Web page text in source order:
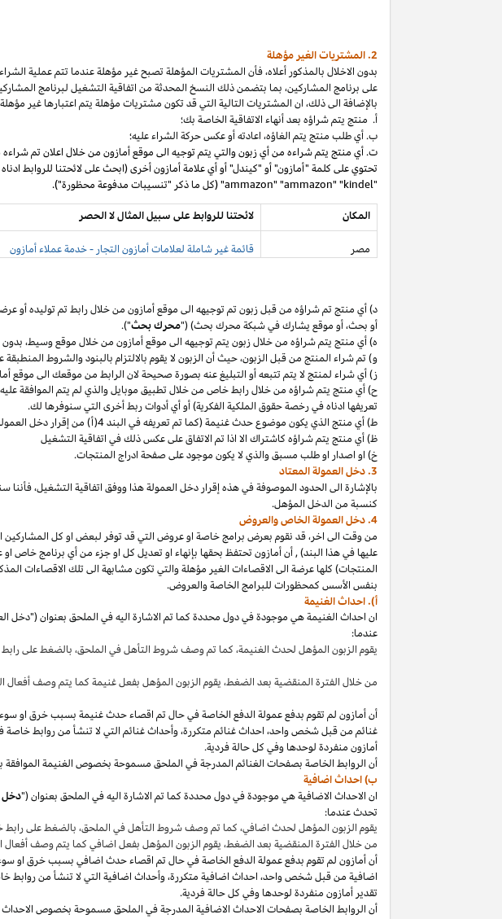
2. المشتريات
الغير مؤهلة
بدون الاخلال بالمذكور أعلاه،فأن المشتريات المؤهلة تصبح غير مؤهلة عندما تتم عملية
على برنامج المشاركين، بما بتضمن ذلك النسخ المحدثة من اتفاقية التشغيل لبرنامج
بالإضافة الى ذلك، ان المشتريات التالية التي قد تكون مشتريات مؤهلة يتم اعتبارها غير
أ. منتج يتمشراؤه بعد أنهاء الاتفاقية الخاصة بك؛
ب. أي طلب منتج يتم الغاؤه، اعادته أو عكس حركة الشراء عليه؛
ت. أي منتج يتم شراءه من أي زبون والتي يتم توجيه الى موقع أمازون من خلال اعلان تم
تحتوي على كلمة "أمازون" أو "كيندل" أو أي علامة أمازون أخرى (ابحث على لائحتنا للروابط
"ammazon" "ammazon" "kindel" (كل ما ذكر "تنسيبات مدفوعة محظورة").
المكان
لائحتنا للروابط على سبيل المثال لا الحصر
مصر قائمة غير شاملة لعلامات أمازون التجار - خدمة عملاء أمازون
د) أي منتج تمشراؤه من قبل زبون تم توجيهه الى موقع أمازون من خلال رابط تم توليده
أو بحث،أو موقع يشارك في شبكة محرك بحث) ("محرك بحث").
ه) أي منتج يتمشراؤه من خلال زبون يتم توجيهه الى موقع أمازون من خلال موقعوسيط،
و) تم شراء المنتج من قبل الزبون،حيثأن الزبون لا يقوم بالالتزام بالبنودوالشروط المنطبقة
ز) أي شراء لمنتج لا يتم تتبعه أو التبليغ عنه بصورة صحيحة لان الرابط من موقعك الى موقع
ح) أي منتج يتمشراؤه من خلال رابط خاص من خلال تطبيق موبايلوالذي لم يتم الموافقة
تعريفها ادناه في رخصة حقوق الملكية الفكرية) أو أي أدوات ربط أخرى التي سنوفرها لك.
ط) أي منتج الذي يكون موضوع حدث غنيمة (كما تم تعريفه في البند 4(أ) من إقرار دخل العمولة
ظ) أي منتج يتمشراؤه كاشتراك الا اذا تم الاتفاق على عكس ذلك في اتفاقية التشغيل
خ) او اصدار او طلب مسبق والذي لا يكون موجود على صفحة ادراج المنتجات.
3. دخل العمولة المعتاد
بالإشارة الى الحدود الموصوفة في هذه إقرار دخل العمولة هذا ووفق اتفاقية التشغيل،فأننا
كنسبة من الدخل المؤهل.
4. دخل العمولة الخاص والعروض
من وقت الى اخر،قد نقوم بعرض برامج خاصة او عروض التي قد توفر لبعض او كل
عليها في هذا البند)
,أن أمازون تحتفظ بحقها بإنهاء او تعديل كل او جزء من أي برنامج خاص
المنتجات) كلها عرضة الى الاقصاءات الغير مؤهلةوالتي تكون مشابهة الى تلك الاقصاءات
بنفس الأسس كمحظورات للبرامج الخاصة والعروض.
أ). احداث الغنيمة
ان احداث الغنيمة هي موجودة في دول محددة كما تم الاشارة اليه في الملحق بعنوان
عندما:
يقوم الزبون المؤهل لحدث الغنيمة، كما تم وصف شروط التأهل في الملحق، بالضغط على
من خلال الفترة المنقضية بعد الضغط،يقوم الزبون المؤهل بفعل غنيمة كما يتم وصف أفعال
أن أمازون لم تقوم بدفع عمولة الدفع الخاصة في حال تم اقصاء حدث غنيمة بسبب خرق او
غنائم من قبل شخصواحد، احداث غنائم متكررة،وأحداث غنائم التي لا تنشأ من روابط
أمازون منفردة لوحدها وفي كل حالة فردية.
أن الروابط الخاصة بصفحات الغنائم المدرجة في الملحق مسموحة بخصوص الغنيمة الموافقة
ب) احداث اضافية
ان الاحداث الاضافية هي موجودة في دول محددة كما تم الاشارة اليه في الملحق بعنوان ("دخل
تحدث عندما:
يقوم الزبون المؤهل لحدث اضافي، كما تم وصف شروط التأهل في الملحق، بالضغط على
من خلال الفترة المنقضية بعد الضغط، يقوم الزبون المؤهل بفعل اضافي كما يتم وصف أفعال
أن أمازون لم تقوم بدفع عمولة الدفع الخاصة في حال تم اقصاء حدث اضافي بسبب خرق او
اضافية من قبل شخصواحد، احداث اضافية متكررة،وأحداث اضافية التي لا تنشأ من روابط
تقدير أمازون منفردة لوحدها وفي كل حالة فردية.
أن الروابط الخاصة بصفحات الاحداث الاضافية المدرجة في الملحق مسموحة بخصوص الاحداث